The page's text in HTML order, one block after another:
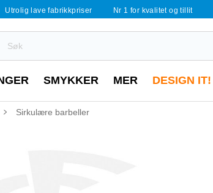
Utrolig lave fabrikkpriser Nr 1 for kvalitet og tillit
SMYKKER MER DESIGN IT!
Sirkulære barbeller